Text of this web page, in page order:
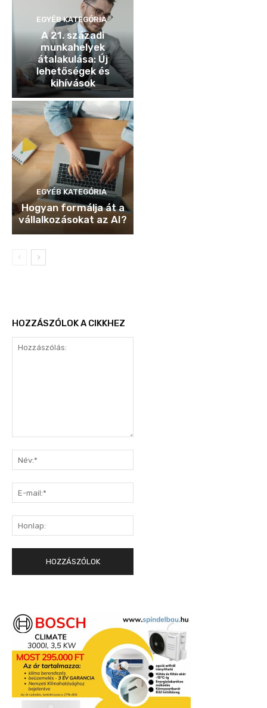
EGYÉB KATEGÓRIA
A 21. századi
munkahelyek
átalakulása: Új
lehetőségek és
kihívások
EGYÉB KATEGÓRIA
Hogyan formálja át a
vállalkozásokat az AI?
HOZZÁSZÓLOK A CIKKHEZ
mail:*